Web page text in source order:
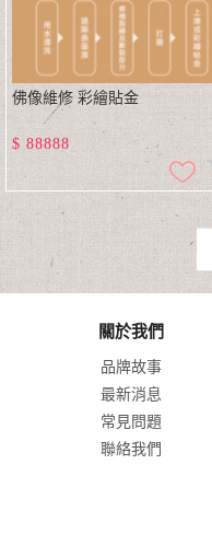
佛像維修 彩繪貼金
$ 88888
關於我們
品牌故事
最新消息
常見問題
聯絡我們